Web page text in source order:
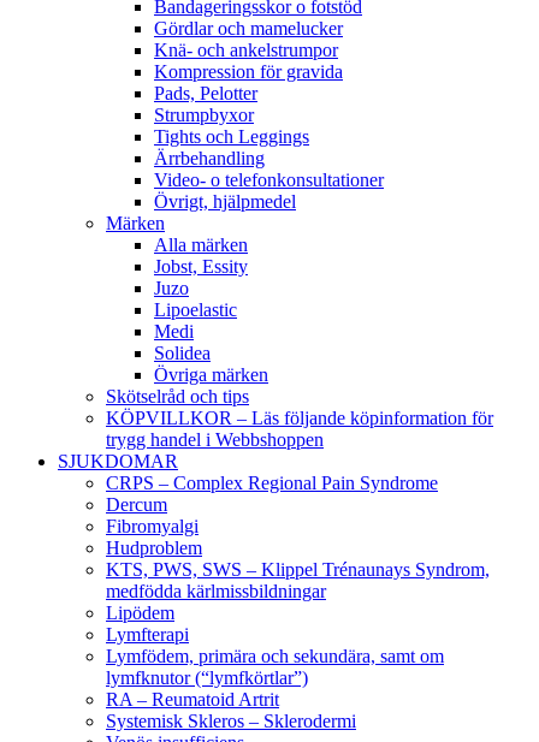
Bandageringsskor o fotstöd
Gördlar och mamelucker
Knä- och ankelstrumpor
Kompression för gravida
Pads, Pelotter
Strumpbyxor
Tights och Leggings
Ärrbehandling
Video- o telefonkonsultationer
Övrigt, hjälpmedel
Märken
Alla märken
Jobst, Essity
Juzo
Lipoelastic
Medi
Solidea
Övriga märken
Skötselråd och tips
KÖPVILLKOR – Läs följande köpinformation för
trygg handel i Webbshoppen
SJUKDOMAR
CRPS – Complex Regional Pain Syndrome
Dercum
Fibromyalgi
Hudproblem
KTS, PWS, SWS – Klippel Trénaunays Syndrom,
medfödda kärlmissbildningar
Lipödem
Lymfterapi
Lymfödem, primära och sekundära, samt om
lymfknutor (“lymfkörtlar”)
RA – Reumatoid Artrit
Systemisk Skleros – Sklerodermi